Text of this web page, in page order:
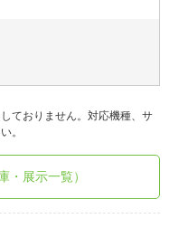
ておりません。対応機種、サ
。
・展示一覧）